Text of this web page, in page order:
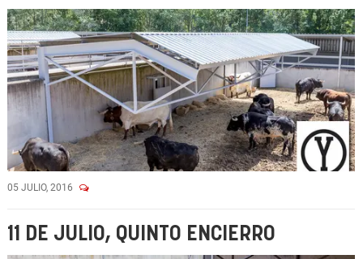
05 JULIO, 2016
11 DE JULIO, QUINTO ENCIERRO